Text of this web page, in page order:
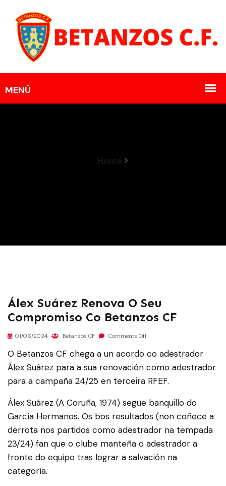
Home
Álex Suárez Renova O Seu
Compromiso Co Betanzos CF
01/06/2024 Betanzos CF Comments Off
O Betanzos CF chega a un acordo co adestrador
Álex Suárez para a sua renovación como adestrador
para a campaña 24/25 en terceira RFEF.
Álex Suárez (A Coruña, 1974) segue banquillo do
García Hermanos. Os bos resultados (non coñece a
derrota nos partidos como adestrador na tempada
23/24) fan que o clube manteña o adestrador a
fronte do equipo tras lograr a salvación na
categoría.